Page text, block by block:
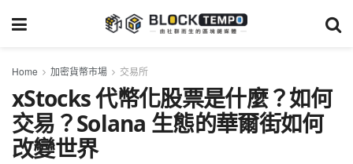
Home 加密貨幣市場 交易所
xStocks 代幣化股票是什麼？如何
交易？Solana 生態的華爾街如何
改變世界